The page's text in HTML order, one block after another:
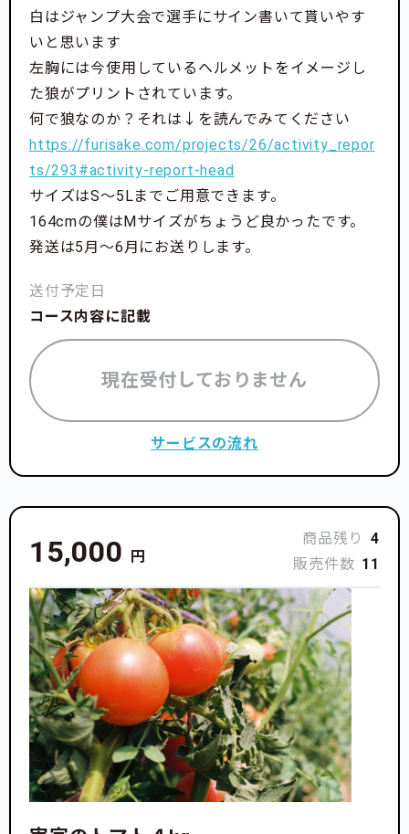
白はジャンプ大会で選手にサイン書いて貰いやす
いと思います
左胸には今使用しているヘルメットをイメージし
た狼がプリントされています。
何で狼なのか？それは↓を読んでみてください
https://furisake.com/projects/26/activity_repor
ts/293#activity-report-head
サイズはS〜5Lまでご用意できます。
164cmの僕はMサイズがちょうど良かったです。
発送は5月〜6月にお送りします。
送付予定日
コース内容に記載
現在受付しておりません
サービスの流れ
15,000 円
商品残り
4
販売件数 11